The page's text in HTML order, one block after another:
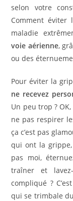
selon votre
Comment éviter
maladie
voie aérienne,
ou des
Pour éviter la
ne recevez
Un peu trop ? OK,
ne pas respirer
ça c’est pas
qui ont la grippe,
pas moi,
traîner et
compliqué ?
qui se trimbale